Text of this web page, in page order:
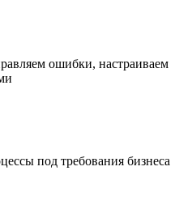
ошибки, настраиваем
под требования бизнеса